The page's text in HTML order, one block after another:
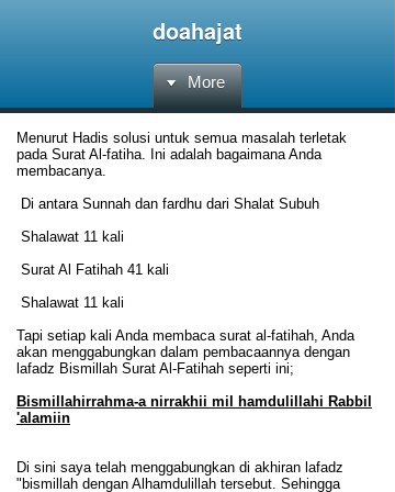
doahajat
More
Menurut Hadis solusi untuk semua masalah terletak
pada Surat Al-fatiha. Ini adalah bagaimana Anda
membacanya.
Di antara Sunnah dan fardhu dari Shalat Subuh
Shalawat 11 kali
Surat Al Fatihah 41 kali
Shalawat 11 kali
Tapi setiap kali Anda membaca surat al-fatihah, Anda
akan menggabungkan dalam pembacaannya dengan
lafadz Bismillah Surat Al-Fatihah seperti ini;
Bismillahirrahma-a nirrakhii mil hamdulillahi Rabbil
'alamiin
Di sini saya telah menggabungkan di akhiran lafadz
"bismillah dengan Alhamdulillah tersebut. Sehingga